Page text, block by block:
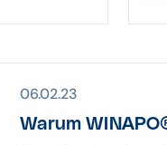
06.02.23
Warum